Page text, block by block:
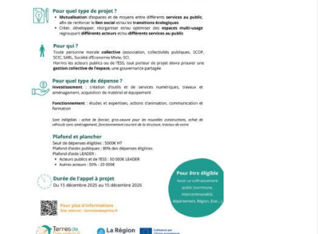
La Mure Cinéma Théatre
Maison Messiaen
L’Education Artistique et Culturelle en Matheysine
Résidence-actions FESTINS 2025-2027
Résidence Accord des On 2023-2025
Piscine territoriale
Espace Naturel Sensible (ENS)
Activités de Pleine Nature
Sentiers de randonnée
Idées sorties faciles